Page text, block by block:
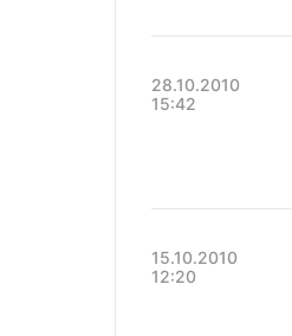
28.10.2010
15:42
15.10.2010
12:20